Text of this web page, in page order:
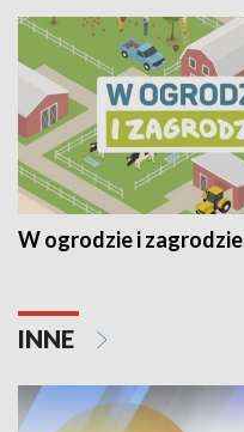
W ogrodzie i zagrodzie
INNE